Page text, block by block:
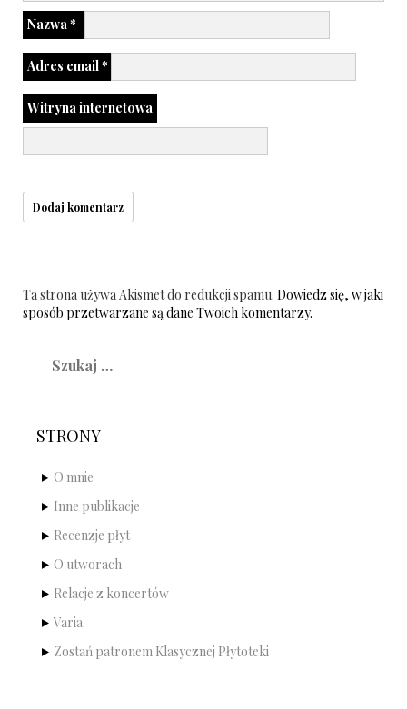
Nazwa*
Adres email*
Witryna internetowa
Ta strona używa Akismet do redukcji spamu. Dowiedz się, w jaki
sposób przetwarzane są dane Twoich komentarzy.
STRONY
O mnie
Inne publikacje
Recenzje płyt
O utworach
Relacje z koncertów
Varia
Zostań patronem Klasycznej Płytoteki